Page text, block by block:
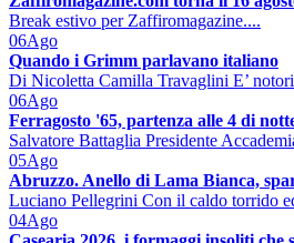
Break estivo per Zaffiromagazine....
06Ago
Quando i Grimm parlavano italiano
Di Nicoletta Camilla Travaglini E’
06Ago
Ferragosto '65, partenza alle 4 di
Salvatore Battaglia Presidente
05Ago
Abruzzo. Anello di Lama Bianca,
Luciano Pellegrini Con il caldo torrido
04Ago